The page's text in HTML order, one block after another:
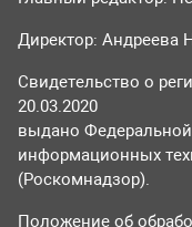
Директор: Андреева
Свидетельство о
20.03.2020
выдано
информационных
(Роскомнадзор).
Положение об